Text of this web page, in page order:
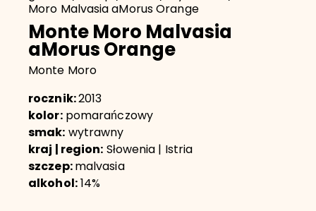
Moro Malvasia aMorus Orange
Monte Moro Malvasia
aMorus Orange
Monte Moro
rocznik:2013
kolor:pomarańczowy
smak:wytrawny
kraj | region:Słowenia | Istria
szczep:malvasia
alkohol:14%